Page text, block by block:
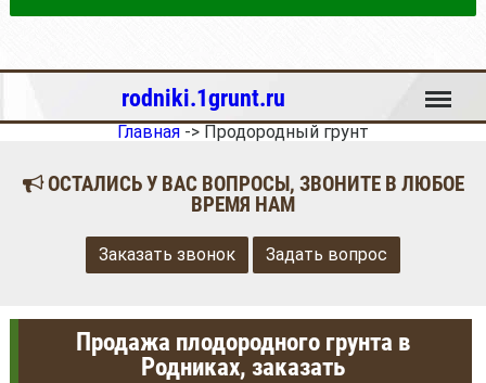
rodniki.1grunt.ru Меню
Главная -> Продородный грунт
ОСТАЛИСЬ У ВАС ВОПРОСЫ, ЗВОНИТЕ В ЛЮБОЕ
ВРЕМЯ НАМ
Заказать звонок Задать вопрос
Продажа плодородного грунта в
Родниках, заказать